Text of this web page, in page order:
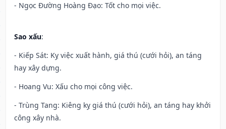
- Ngọc Đường Hoàng Đạo: Tốt cho mọi việc.
Sao xấu:
- Kiếp Sát: Kỵ việc xuất hành, giá thú (cưới hỏi), an táng
hay xây dựng.
- Hoang Vu: Xấu cho mọi công việc.
- Trùng Tang: Kiêng kỵ giá thú (cưới hỏi), an táng hay khởi
công xây nhà.